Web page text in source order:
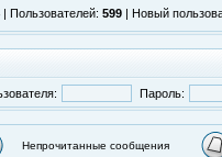
| Пользователей: 599 | Новый
Пароль:
Непрочитанные сообщения